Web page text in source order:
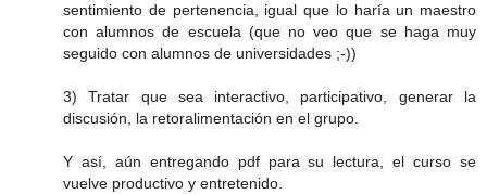
sentimiento de pertenencia, igual que lo haría un maestro
con alumnos de escuela (que no veo que se haga muy
seguido con alumnos de universidades ;-))
3) Tratar que sea interactivo, participativo, generar la
discusión, la retoralimentación en el grupo.
Y así, aún entregando pdf para su lectura, el curso se
vuelve productivo y entretenido.